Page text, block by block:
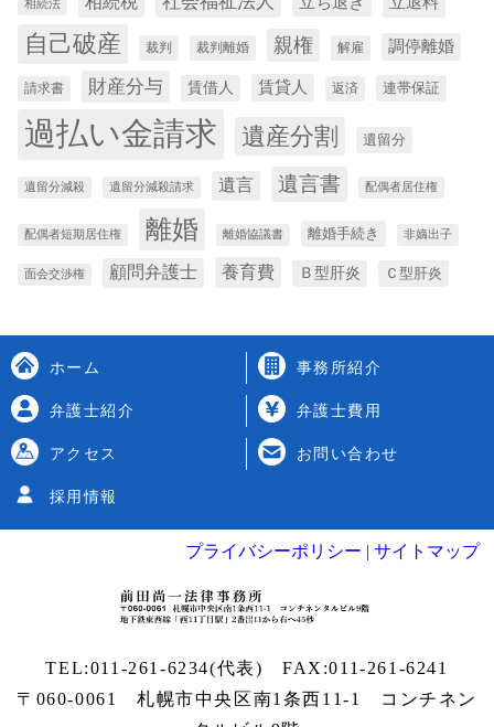
相続法
自己破産 裁判 裁判離婚 親権 解雇 調停離婚
請求書 財産分与 賃借人 賃貸人 返済 連帯保証
過払い金請求 遺産分割 遺留分
遺留分減殺 遺留分減殺請求 遺言 遺言書 配偶者居住権
配偶者短期居住権 離婚 離婚協議書 離婚手続き 非嫡出子
面会交渉権 顧問弁護士 養育費 Ｂ型肝炎 Ｃ型肝炎
ホーム 事務所紹介
弁護士紹介 弁護士費用
アクセス お問い合わせ
採用情報
プライバシーポリシー | サイトマップ
TEL:011-261-6234(代表) FAX:011-261-6241
〒060-0061 札幌市中央区南1条西11-1
コンチネン